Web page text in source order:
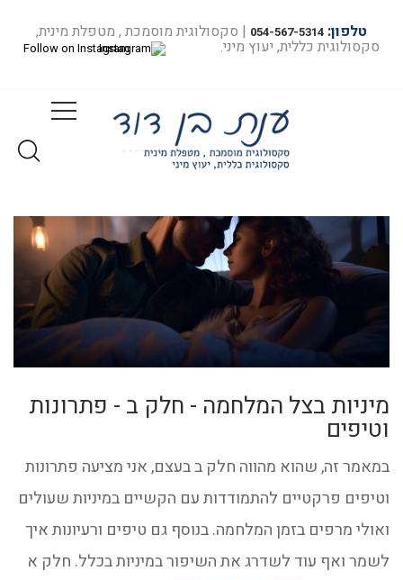
טלפון: 054-567-5314 | סקסולוגית מוסמכת , מטפלת מינית,
סקסולוגית כללית, יעוץ מיני. Follow on Instagram
מיניות בצל המלחמה - חלק ב - פתרונות
וטיפים
במאמר זה, שהוא מהווה חלק ב בעצם, אני מציעה פתרונות
וטיפים פרקטיים להתמודדות עם הקשיים במיניות שעולים
ואולי מרפים בזמן המלחמה. בנוסף גם טיפים ורעיונות איך
לשמר ואף עוד לשדרג את השיפור במיניות בכלל. חלק א